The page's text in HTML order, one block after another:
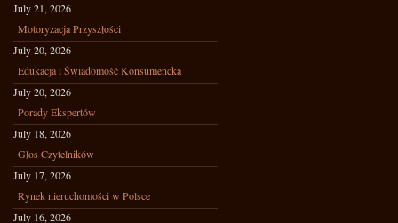
July 21, 2026
Motoryzacja Przyszłości
July 20, 2026
Edukacja i Świadomość Konsumencka
July 20, 2026
Porady Ekspertów
July 18, 2026
Głos Czytelników
July 17, 2026
Rynek nieruchomości w Polsce
July 16, 2026